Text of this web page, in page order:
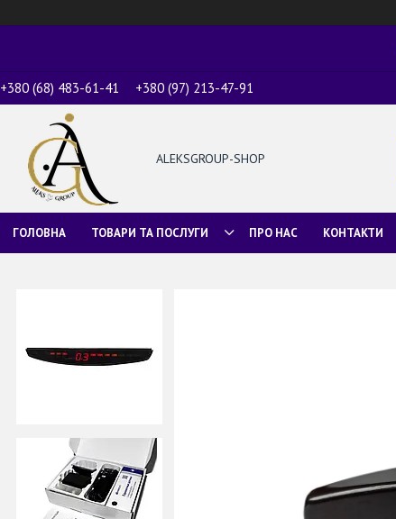
+380 (68) 483-61-41 +380 (97) 213-47-91
ALEKSGROUP-SHOP
ГОЛОВНА ТОВАРИ ТА ПОСЛУГИ ПРО НАС КОНТАКТИ